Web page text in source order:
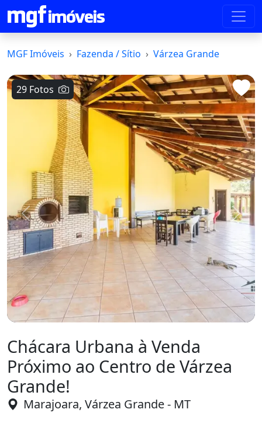
MGF Imóveis Fazenda / Sítio Várzea Grande
29 Fotos
Voltar
Chácara Urbana à Venda
Próximo ao Centro de Várzea
Grande!
Marajoara, Várzea Grande - MT